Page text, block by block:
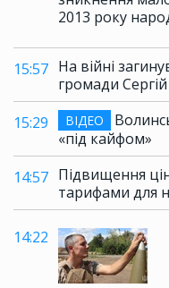
2013 року
15:57 На війні
громади
15:29
ВІДЕО
«під кайфом»
14:57 Підвищення
тарифами для
14:22